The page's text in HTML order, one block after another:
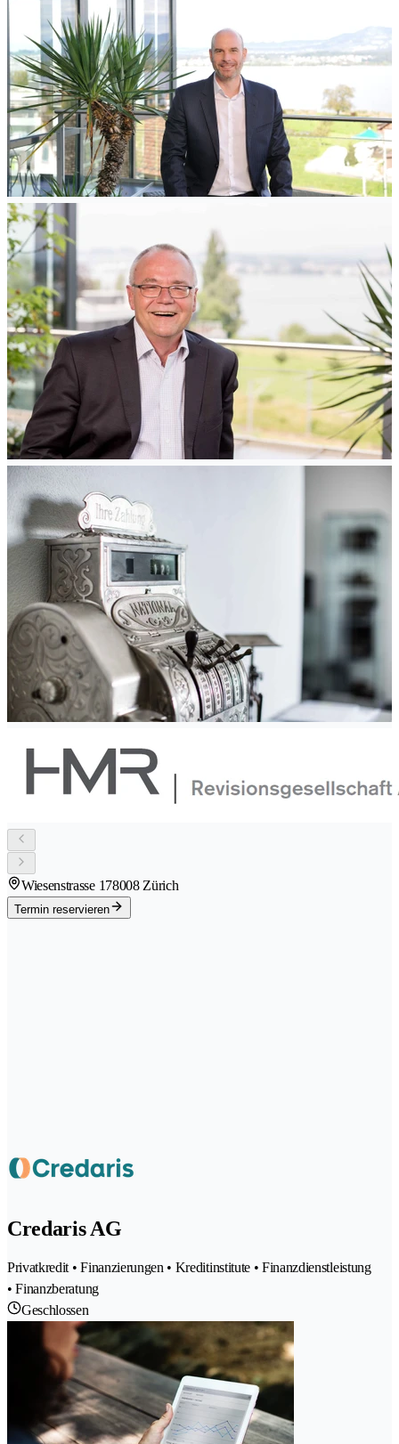
Wiesenstrasse 178008 Zürich
Termin reservieren
Credaris AG
Privatkredit • Finanzierungen • Kreditinstitute • Finanzdienstleistung
• Finanzberatung
Geschlossen